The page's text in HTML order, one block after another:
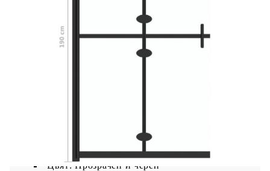
минималистичен параван за баня, който не само
изглежда страхотно, но е и много
функционален. Параванът разполага с 5 мм
закалено стъкло и е поддържано от алуминиева
направите, е да забършете досадните водни
Цвят: Прозрачен и черен